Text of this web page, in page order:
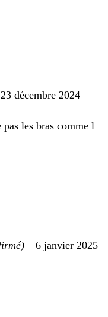
23 décembre 2024
pas les bras comme l
– 6 janvier 2025